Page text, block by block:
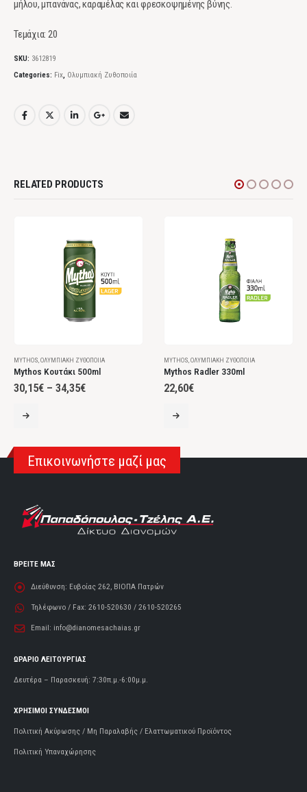
μήλου, μπανάνας, καραμέλας και φρεσκοψημένης βύνης.
Τεμάχια: 20
SKU: 3612819
Categories: Fix, Ολυμπιακή Ζυθοποιία
RELATED PRODUCTS
MYTHOS,ΟΛΥΜΠΙΑΚΉ ΖΥΘΟΠΟΙΊΑ
Mythos Κουτάκι 500ml
30,15€ – 34,35€
MYTHOS,ΟΛΥΜΠΙΑΚΉ ΖΥΘΟΠΟΙΊΑ
Mythos Radler 330ml
22,60€
Επικοινωνήστε μαζί μας
ΒΡΕΙΤΕ ΜΑΣ
Διεύθυνση: Ευβοίας 262, ΒΙΟΠΑ Πατρών
Τηλέφωνο / Fax: 2610-520630 / 2610-520265
Email: info@dianomesachaias.gr
ΩΡΑΡΙΟ ΛΕΙΤΟΥΡΓΙΑΣ
Δευτέρα – Παρασκευή: 7:30π.μ.-6:00μ.μ.
ΧΡΗΣΙΜΟΙ ΣΥΝΔΕΣΜΟΙ
Πολιτική Ακύρωσης / Μη Παραλαβής / Ελαττωματικού Προϊόντος
Πολιτική Υπαναχώρησης